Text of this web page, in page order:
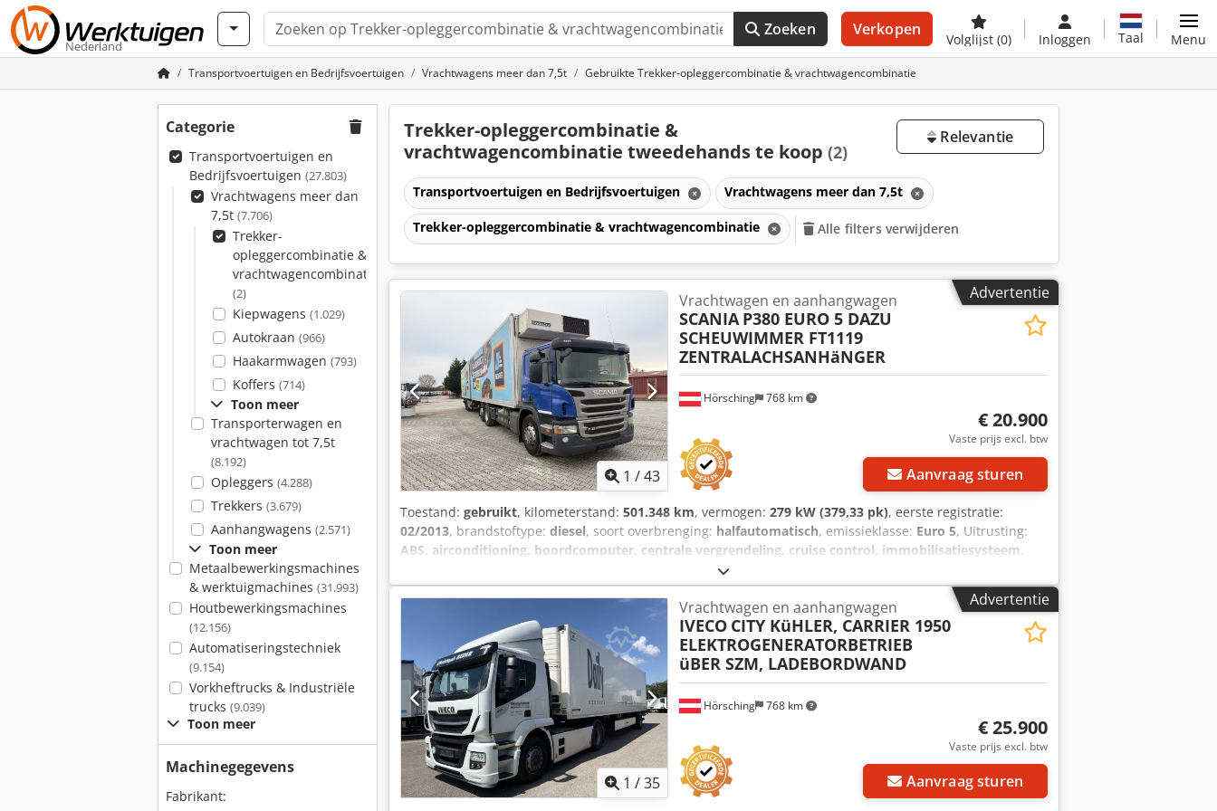
Nederland
Zoeken Verkopen
Volglijst (0) Inloggen Taal Menu
Transportvoertuigen en Bedrijfsvoertuigen Vrachtwagens meer dan 7,5t Gebruikte Trekker-opleggercombinatie & vrachtwagencombinatie
Categorie
Transportvoertuigen en
Bedrijfsvoertuigen (27.803)
Vrachtwagens meer dan
7,5t (7.706)
Trekker-
opleggercombinatie &
vrachtwagencombinatie
(2)
Kiepwagens (1.029)
Autokraan (966)
Haakarmwagen (793)
Koffers (714)
Toon meer
Transporterwagen en
vrachtwagen tot 7,5t
(8.192)
Opleggers (4.288)
Trekkers (3.679)
Aanhangwagens (2.571)
Toon meer
Metaalbewerkingsmachines
& werktuigmachines (31.993)
Houtbewerkingsmachines
(12.156)
Automatiseringstechniek
(9.154)
Vorkheftrucks & Industriële
trucks (9.039)
Toon meer
Machinegegevens
Fabrikant:
Trekker-opleggercombinatie &
vrachtwagencombinatie tweedehands te koop (2)
Relevantie
Transportvoertuigen en Bedrijfsvoertuigen Vrachtwagens meer dan 7,5t
Trekker-opleggercombinatie & vrachtwagencombinatie Alle filters verwijderen
Advertentie
1 /43
Hörsching 768 km
Vrachtwagen en aanhangwagen
SCANIA P380 EURO 5 DAZU
SCHEUWIMMER FT1119
ZENTRALACHSANHäNGER
€ 20.900
Vaste prijs excl. btw
Aanvraag sturen
Toestand: gebruikt, kilometerstand: 501.348 km, vermogen: 279 kW (379,33 pk), eerste registratie:
02/2013, brandstoftype: diesel, soort overbrenging: halfautomatisch, emissieklasse: Euro 5, Uitrusting:
ABS, airconditioning, boordcomputer, centrale vergrendeling, cruise control, immobilisatiesysteem,
, Scania P380 koelwagen 6x2 met centrale as-oplegger – complete koeltrein Cjdpfx Agey Etc
Aelerf Trekker: Scania P380 koelwagen Eerste toelating: 12-02-2013 Vermogen: 279 kW (380 pk)
Cilinderinhoud: 11.705 cm³ diesel Koelwagen met Frigoblock FK25SL Laadruimtelengte: ca. 8.100 mm
Toelaatbaar totaal gewicht: 25.000 kg Nuttelast: 12.645 kg Oplegger: Scheuwimmer centrale as-oplegger
Fabrikant: Scheuwimmer Type: FT 1119 Eerste toelating: 12-02-2013 Complete koeltrein, direct inzetbaar
Stevige en betrouwbare techniek Ideaal voor distributievervoer of export Onder voorbehoud van fouten,
typefouten en tussenverkoop. Bezichtiging is op afspraak mogelijk. Voor meer informatie kunt u
telefonisch contact opnemen of een bericht sturen.
Advertentie
1 /35
Hörsching 768 km
Vrachtwagen en aanhangwagen
IVECO CITY KüHLER, CARRIER 1950
ELEKTROGENERATORBETRIEB
üBER SZM, LADEBORDWAND
€ 25.900
Vaste prijs excl. btw
Aanvraag sturen